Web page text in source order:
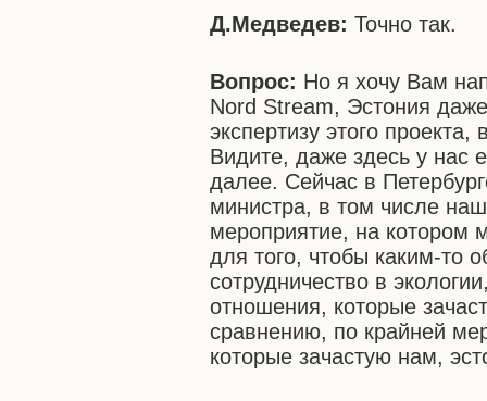
Д.Медведев: Точно так.
Вопрос: Но я хочу Вам
Nord Stream, Эстония
экспертизу этого
Видите, даже здесь у нас
далее. Сейчас в
министра, в том числе
мероприятие, на котором
для того, чтобы каким-то
сотрудничество в
отношения, которые
сравнению, по крайней
которые зачастую нам,